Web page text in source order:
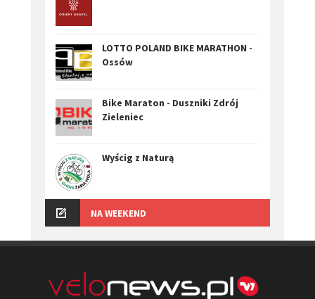
LOTTO POLAND BIKE MARATHON -
Ossów
Bike Maraton - Duszniki Zdrój
Zieleniec
Wyścig z Naturą
NA WEEKEND